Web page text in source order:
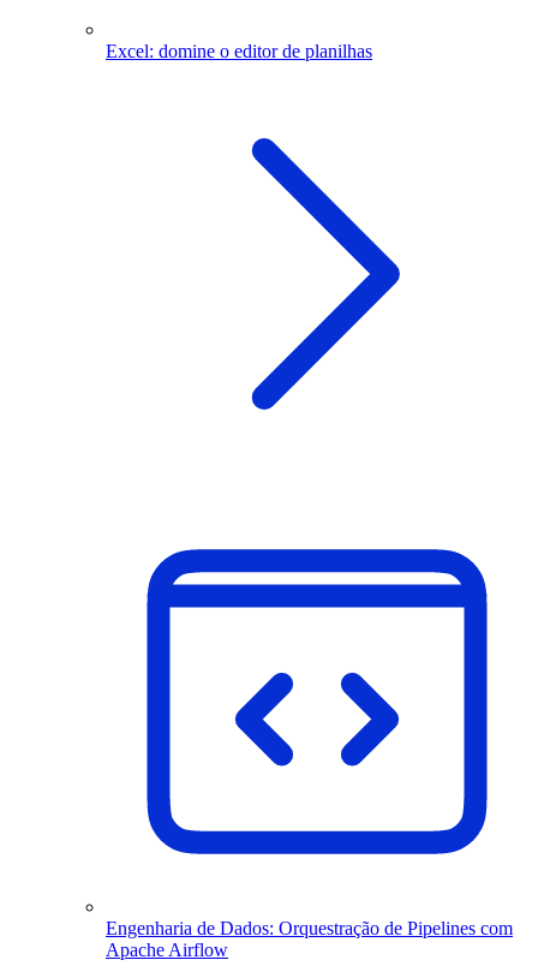
Excel: domine o editor de planilhas
Engenharia de Dados: Orquestração de Pipelines com
Apache Airflow